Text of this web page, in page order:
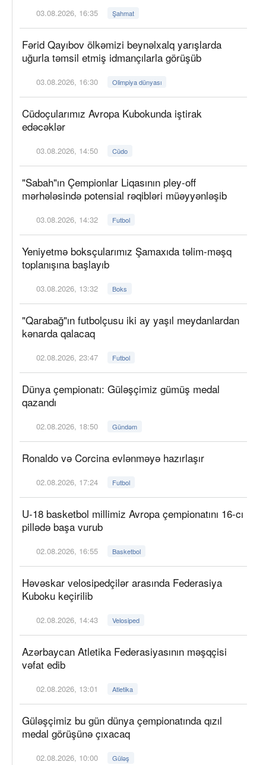
03.08.2026, 16:35 Şahmat
Fərid Qayıbov ölkəmizi beynəlxalq yarışlarda
uğurla təmsil etmiş idmançılarla görüşüb
03.08.2026, 16:30 Olimpiya dünyası
Cüdoçularımız Avropa Kubokunda iştirak
edəcəklər
03.08.2026, 14:50 Cüdo
"Sabah"ın Çempionlar Liqasının pley-off
mərhələsində potensial rəqibləri müəyyənləşib
03.08.2026, 14:32 Futbol
Yeniyetmə boksçularımız Şamaxıda təlim-məşq
toplanışına başlayıb
03.08.2026, 13:32 Boks
"Qarabağ"ın futbolçusu iki ay yaşıl meydanlardan
kənarda qalacaq
02.08.2026, 23:47 Futbol
Dünya çempionatı: Güləşçimiz gümüş medal
qazandı
02.08.2026, 18:50 Gündəm
Ronaldo və Corcina evlənməyə hazırlaşır
02.08.2026, 17:24 Futbol
U-18 basketbol millimiz Avropa çempionatını 16-cı
pillədə başa vurub
02.08.2026, 16:55 Basketbol
Həvəskar velosipedçilər arasında Federasiya
Kuboku keçirilib
02.08.2026, 14:43 Velosiped
Azərbaycan Atletika Federasiyasının məşqçisi
vəfat edib
02.08.2026, 13:01 Atletika
Güləşçimiz bu gün dünya çempionatında qızıl
medal görüşünə çıxacaq
02.08.2026, 10:00 Güləş